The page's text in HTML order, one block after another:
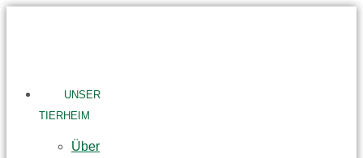
UNSER
TIERHEIM
Über